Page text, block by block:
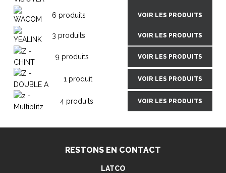
6 produits VOIR LES PRODUITS
3 produits VOIR LES PRODUITS
9 produits VOIR LES PRODUITS
1 produit VOIR LES PRODUITS
4 produits VOIR LES PRODUITS
RESTONS EN CONTACT
LATCO